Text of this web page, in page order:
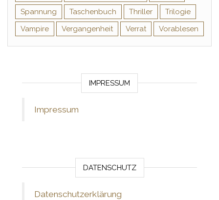
Spannung
Taschenbuch Thriller
Trilogie
Vampire
Vergangenheit Verrat Vorablesen
IMPRESSUM
Impressum
DATENSCHUTZ
Datenschutzerklärung